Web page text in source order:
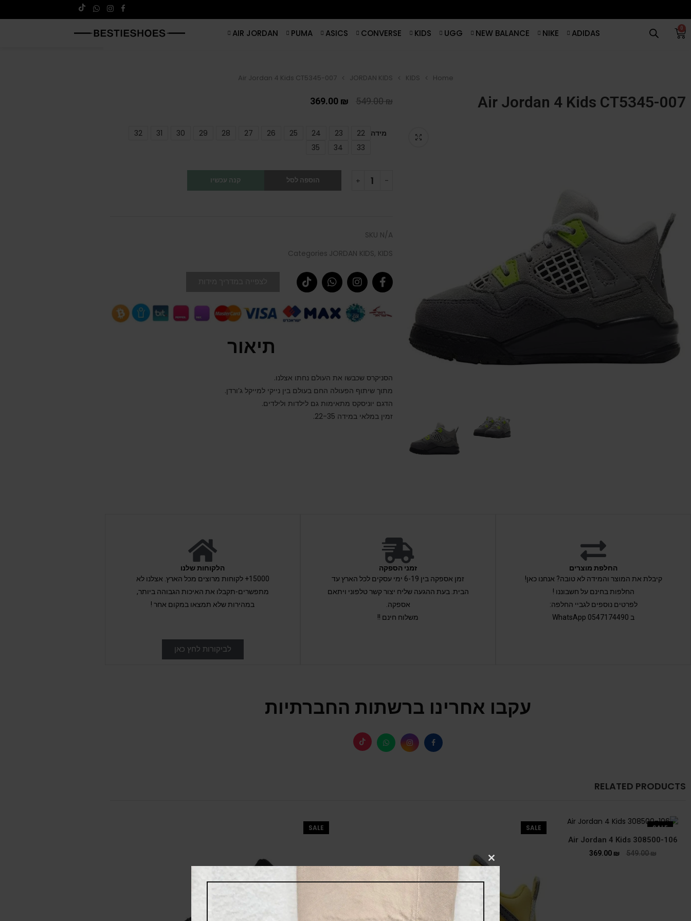
0
ADIDAS
NIKE
NEW BALANCE
UGG
KIDS
CONVERSE
ASICS
PUMA
AIR JORDAN
Home
KIDS
JORDAN KIDS
Air Jordan 4 Kids CT5345-007
Air Jordan 4 Kids CT5345-007
549.00₪
369.00 ₪
מידה 22
23
24
25
26
27
28
29
30
31
32
33
34
35
הוספה לסל קנה עכשיו
SKU N/A
Categories JORDAN KIDS, KIDS
תיאור
הסניקרס שכבשו את העולם נחתו אצלנו.
מתוך שיתוף הפעולה החם בעולם בין נייקי למייקל ג’ורדן.
הדגם יוניסקס מתאימות גם לילדות ולילדים.
זמין במלאי במידה 22-35.
החלפת מוצרים
קיבלת את המוצר והמידה לא טובה? אנחנו כאן!
החלפות בחינם על חשבוננו !
לפרטים נוספים לגביי החלפה:
ב 0547174490 WhatsApp
זמני הספקה
זמן אספקה בין 6-19 ימי עסקים לכל הארץ עד
הבית. בעת ההגעה שליח יצור קשר טלפוני ויתאם
אספקה.
משלוח חינם !!
הלקוחות שלנו
15000+ לקוחות מרוצים מכל הארץ. אצלנו לא
מתפשרים-תקבלו את האיכות הגבוהה ביותר,
במהירות שלא תמצאו במקום אחר !
לביקורות לחץ כאן
עקבו אחרינו ברשתות החברתיות
RELATED PRODUCTS
SALE
Air Jordan 4 Kids 308500-106
549.00₪
369.00 ₪
SALE
SALE
CLOSE
MODULE